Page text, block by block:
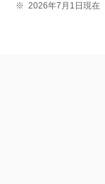
※ 2026年7月1日現在